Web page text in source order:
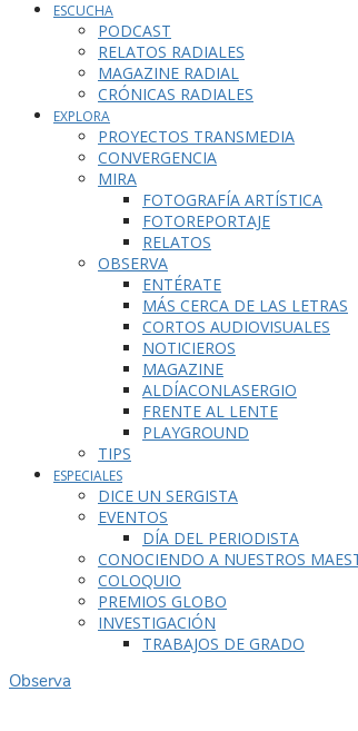
ESCUCHA
PODCAST
RELATOS RADIALES
MAGAZINE RADIAL
CRÓNICAS RADIALES
EXPLORA
PROYECTOS TRANSMEDIA
CONVERGENCIA
MIRA
FOTOGRAFÍA ARTÍSTICA
FOTOREPORTAJE
RELATOS
OBSERVA
ENTÉRATE
MÁS CERCA DE LAS LETRAS
CORTOS AUDIOVISUALES
NOTICIEROS
MAGAZINE
ALDÍACONLASERGIO
FRENTE AL LENTE
PLAYGROUND
TIPS
ESPECIALES
DICE UN SERGISTA
EVENTOS
DÍA DEL PERIODISTA
CONOCIENDO A NUESTROS
COLOQUIO
PREMIOS GLOBO
INVESTIGACIÓN
TRABAJOS DE GRADO
Observa